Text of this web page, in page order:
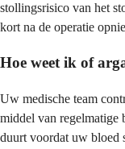
stollingsrisico van het
kort na de operatie
Hoe weet ik of
Uw medische team
middel van regelmatige
duurt voordat uw bloed